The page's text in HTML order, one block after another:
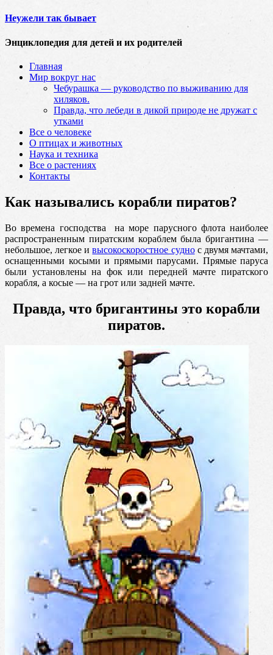
Неужели так бывает
Энциклопедия для детей и их родителей
Главная
Мир вокруг нас
Чебурашка — руководство по выживанию для
хиляков.
Правда, что лебеди в дикой природе не дружат с
утками
Все о человеке
О птицах и животных
Наука и техника
Все о растениях
Контакты
Как назывались корабли пиратов?
Во времена господства на море парусного флота наиболее
распространенным пиратским кораблем была бригантина —
небольшое, легкое ивысокоскоростное суднос двумя мачтами,
оснащенными косыми и прямыми парусами. Прямые паруса
были установлены на фок или передней мачте пиратского
корабля, а косые — на грот или задней мачте.
Правда, что бригантины это корабли
пиратов.